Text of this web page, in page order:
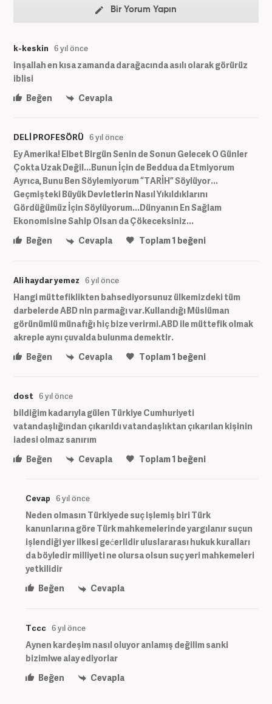
Bir Yorum Yapın
k-keskin 6 yıl önce
inşallah en kısa zamanda darağacında asılı olarak görürüz
iblisi
Beğen
Cevapla
DELİ PROFESÖRÜ 6 yıl önce
Ey Amerika! Elbet Birgün Senin de Sonun Gelecek O Günler
Çokta Uzak Değil...Bunun İçin de Beddua da Etmiyorum
Ayrıca, Bunu Ben Söylemiyorum “TARİH” Söylüyor...
Geçmişteki Büyük Devletlerin Nasıl Yıkıldıklarını
Gördüğümüz İçin Söylüyorum...Dünyanın En Sağlam
Ekonomisine Sahip Olsan da Çökeceksiniz...
Beğen
Cevapla Toplam1 beğeni
Ali haydar yemez 6 yıl önce
Hangi müttefiklikten bahsediyorsunuz ülkemizdeki tüm
darbelerde ABD nin parmağı var.Kullandığı Müslüman
görünümlü münafığı hiç bize verirmi.ABD ile müttefik olmak
akreple aynı çuvalda bulunma demektir.
Beğen
Cevapla Toplam1 beğeni
dost 6 yıl önce
bildiğim kadarıyla gülen Türkiye Cumhuriyeti
vatandaşlığından çıkarıldı vatandaşlıktan çıkarılan kişinin
iadesi olmaz sanırım
Beğen
Cevapla Toplam1 beğeni
Cevap 6 yıl önce
Neden olmasın Türkiyede suç işlemiş biri Türk
kanunlarına göre Türk mahkemelerinde yargılanır suçun
işlendiği yer ilkesi gećerlidir uluslararası hukuk kuralları
da böyledir milliyeti ne olursa olsun suç yeri mahkemeleri
yetkilidir
Beğen
Cevapla
Tccc 6 yıl önce
Aynen kardeşim nasıl oluyor anlamış değilim sanki
bizimlwe alay ediyorlar
Beğen
Cevapla